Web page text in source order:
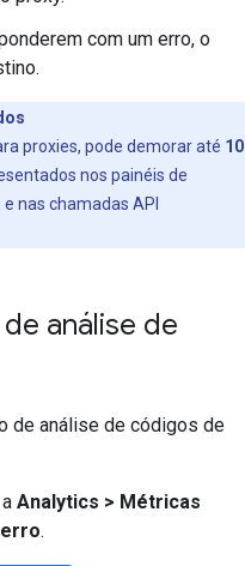
com um erro, o
proxies, pode demorar até 10
nos painéis de
nas chamadas API
análise de
de análise de códigos de
Analytics > Métricas
.